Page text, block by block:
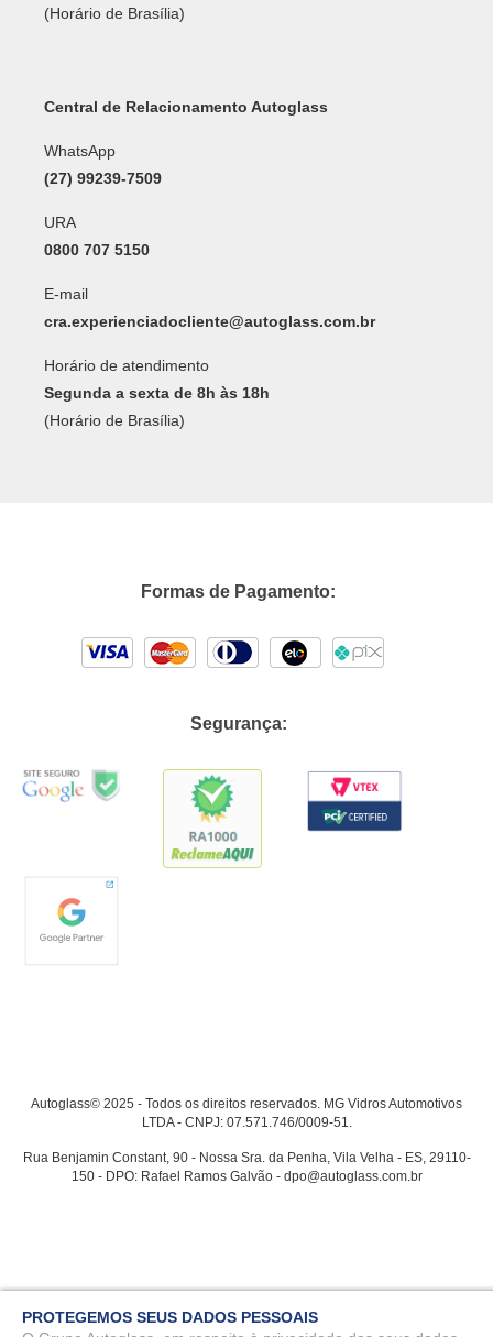
(Horário de Brasília)
Central de Relacionamento Autoglass
WhatsApp
(27) 99239-7509
URA
0800 707 5150
E-mail
cra.experienciadocliente@autoglass.com.br
Horário de atendimento
Segunda a sexta de 8h às 18h
(Horário de Brasília)
Formas de Pagamento:
Segurança:
Autoglass© 2025 - Todos os direitos reservados. MG Vidros Automotivos
LTDA - CNPJ: 07.571.746/0009-51.
Rua Benjamin Constant, 90 - Nossa Sra. da Penha, Vila Velha - ES, 29110-
150 - DPO: Rafael Ramos Galvão - dpo@autoglass.com.br
PROTEGEMOS SEUS DADOS PESSOAIS